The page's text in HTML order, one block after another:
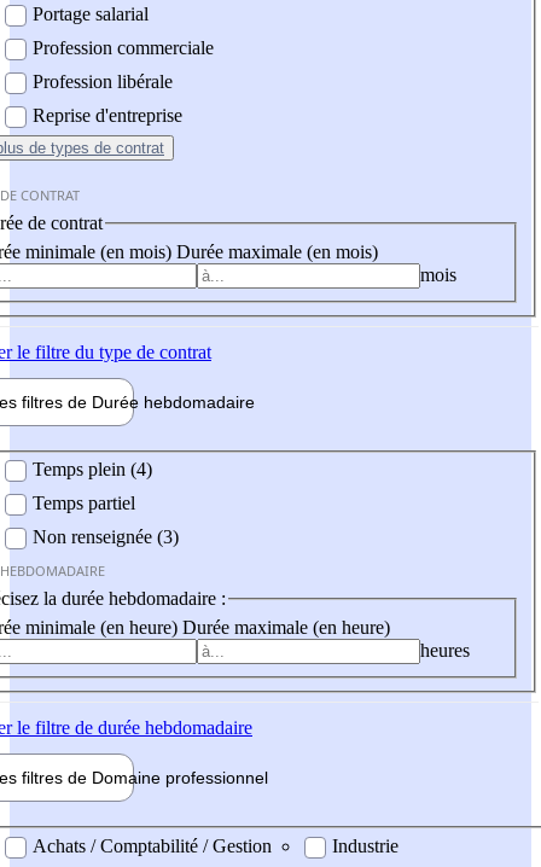
Portage salarial
Profession commerciale
Profession libérale
Reprise d'entreprise
de types de contrat
CONTRAT
de contrat
minimale (en mois) Durée maximale (en mois)
mois
le filtre du type de contrat
filtres de Durée hebdomadaire
Temps plein (4)
Temps partiel
Non renseignée (3)
la durée hebdomadaire :
minimale (en heure) Durée maximale (en heure)
heures
le filtre de durée hebdomadaire
filtres de Domaine professionnel
professionel
Achats / Comptabilité / Gestion
Industrie